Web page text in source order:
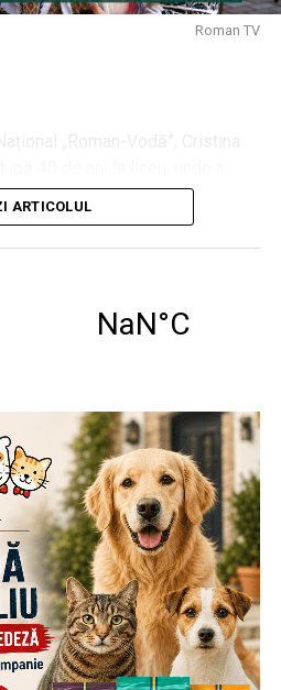
Roman TV
de romanvodiști o
simbol care a devenit etalon
simbolurilor naționale, amprente
ARTICOLUL